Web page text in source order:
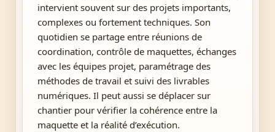
intervient souvent sur des projets importants,
complexes ou fortement techniques. Son
quotidien se partage entre réunions de
coordination, contrôle de maquettes, échanges
avec les équipes projet, paramétrage des
méthodes de travail et suivi des livrables
numériques. Il peut aussi se déplacer sur
chantier pour vérifier la cohérence entre la
maquette et la réalité d’exécution.